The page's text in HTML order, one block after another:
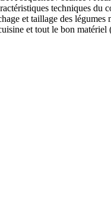
techniques du
et taillage des légumes
et tout le bon